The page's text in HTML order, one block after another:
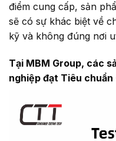
điểm cung cấp, sản
sẽ có sự khác biệt về
kỹ và không đúng nơi
Tại MBM Group, các
nghiệp đạt Tiêu chuẩn